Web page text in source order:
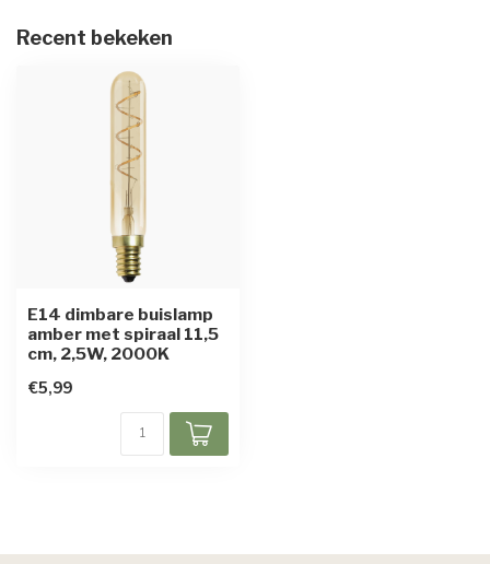
Recent bekeken
E14 dimbare buislamp
amber met spiraal 11,5
cm, 2,5W, 2000K
€5,99